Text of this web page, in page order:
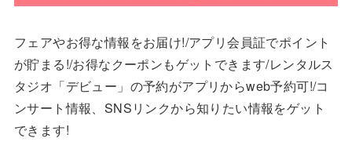
フェアやお得な情報をお届け!/アプリ会員証でポイント
が貯まる!/お得なクーポンもゲットできます/レンタルス
タジオ「デビュー」の予約がアプリからweb予約可!/コ
ンサート情報、SNSリンクから知りたい情報をゲット
できます!